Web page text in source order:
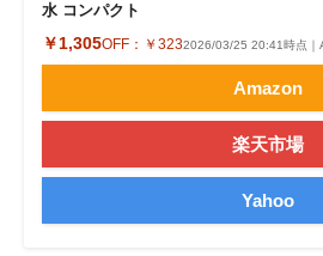
水 コンパクト
￥1,305OFF： ￥3232026/03/25 20:41時点｜
Amazon
楽天市場
Yahoo